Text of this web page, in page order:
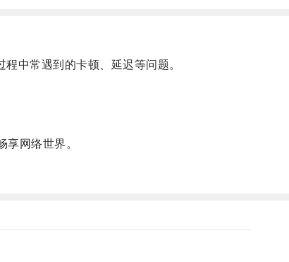
中常遇到的卡顿、延迟等问题。
网络世界。